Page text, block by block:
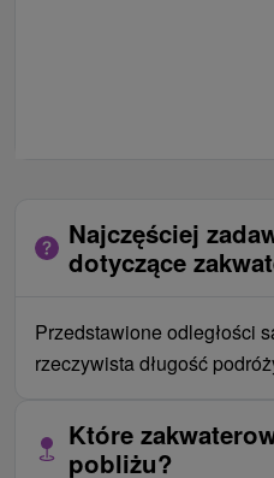
Najczęściej
dotyczące
Przedstawione odległości
rzeczywista długość
Które
pobliżu?